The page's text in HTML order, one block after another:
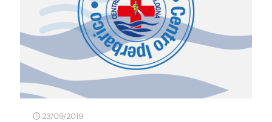
23/09/2019